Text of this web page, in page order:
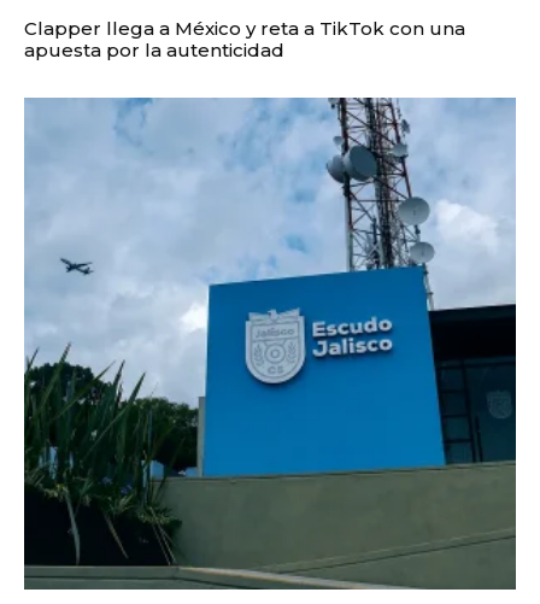
Clapper llega a México y reta a TikTok con una
apuesta por la autenticidad